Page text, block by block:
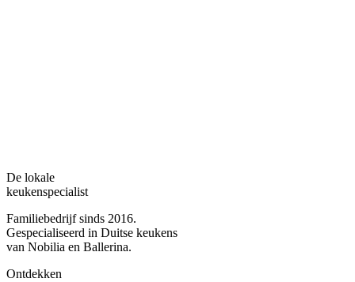
De lokale
keukenspecialist
Familiebedrijf sinds 2016.
Gespecialiseerd in Duitse keukens
van Nobilia en Ballerina.
Ontdekken